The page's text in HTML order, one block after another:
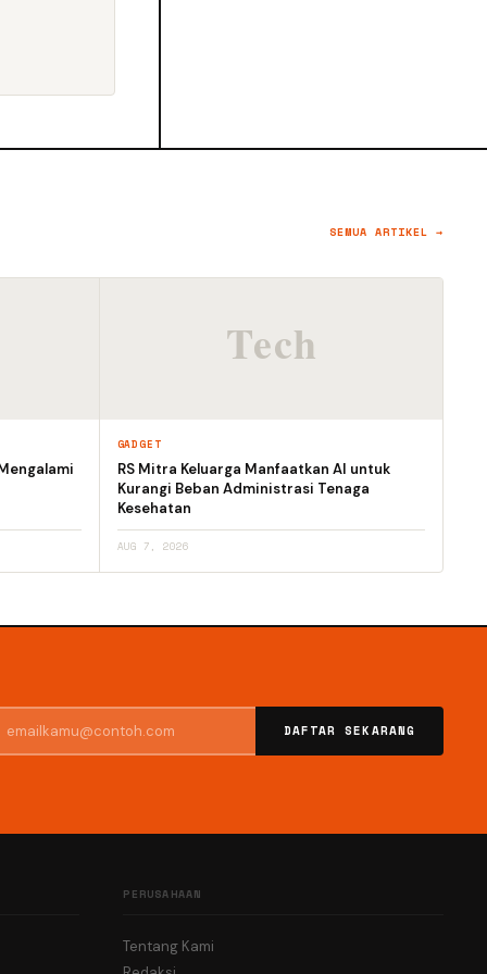
SEMUA ARTIKEL →
GADGET
RS Mitra Keluarga Manfaatkan AI untuk
Kurangi Beban Administrasi Tenaga
Kesehatan
AUG 7, 2026
DAFTAR SEKARANG
PERUSAHAAN
Tentang Kami